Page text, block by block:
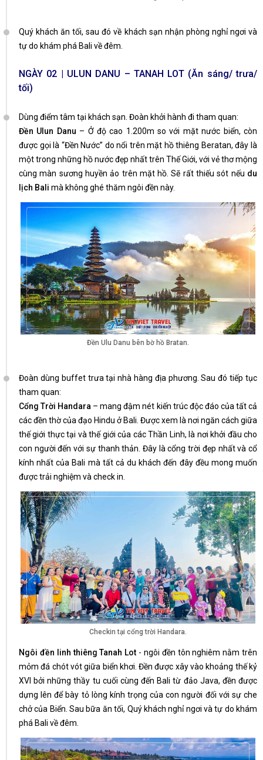
Quý khách ăn tối, sau đó về khách sạn nhận phòng nghỉ ngơi và
tự do khám phá Bali về đêm.
NGÀY 02 | ULUN DANU – TANAH LOT (Ăn sáng/ trưa/
tối)
Dùng điểm tâm tại khách sạn. Đoàn khởi hành đi tham quan:
Đền Ulun Danu – Ở độ cao 1.200m so với mặt nước biển, còn
được gọi là “Đền Nước” do nổi trên mặt hồ thiêng Beratan, đây là
một trong những hồ nước đẹp nhất trên Thế Giới, với vẻ thơ mộng
cùng màn sương huyền ảo trên mặt hồ. Sẽ rất thiếu sót nếu du
lịch Bali mà không ghé thăm ngôi đền này.
Đền Ulu Danu bên bờ hồ Bratan.
Đoàn dùng buffet trưa tại nhà hàng địa phương. Sau đó tiếp tục
tham quan:
Cổng Trời Handara – mang đậm nét kiến trúc độc đáo của tất cả
các đền thờ của đạo Hindu ở Bali. Được xem là nơi ngăn cách giữa
thế giới thực tại và thế giới của các Thần Linh, là nơi khởi đầu cho
con người đến với sự thanh thản. Đây là cổng trời đẹp nhất và cổ
kính nhất của Bali mà tất cả du khách đến đây đều mong muốn
được trải nghiệm và check in.
Checkin tại cổng trời Handara.
Ngôi đền linh thiêng Tanah Lot - ngôi đền tôn nghiêm nằm trên
mỏm đá chót vót giữa biển khơi. Đền được xây vào khoảng thế kỷ
XVI bởi những thầy tu cuối cùng đến Bali từ đảo Java, đền được
dựng lên để bày tỏ lòng kính trọng của con người đối với sự che
chở của Biển. Sau bữa ăn tối, Quý khách nghỉ ngơi và tự do khám
phá Bali về đêm.